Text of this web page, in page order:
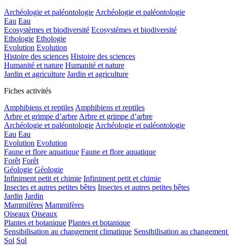
Archéologie et paléontologie Archéologie et paléontologie
Eau Eau
Ecosystèmes et biodiversité Ecosystèmes et biodiversité
Ethologie Ethologie
Evolution Evolution
Histoire des sciences Histoire des sciences
Humanité et nature Humanité et nature
Jardin et agriculture Jardin et agriculture
Fiches activités
Amphibiens et reptiles Amphibiens et reptiles
Arbre et grimpe d’arbre Arbre et grimpe d’arbre
Archéologie et paléontologie Archéologie et paléontologie
Eau Eau
Evolution Evolution
Faune et flore aquatique Faune et flore aquatique
Forêt Forêt
Géologie Géologie
Infiniment petit et chimie Infiniment petit et chimie
Insectes et autres petites bêtes Insectes et autres petites bêtes
Jardin Jardin
Mammifères Mammifères
Oiseaux Oiseaux
Plantes et botanique Plantes et botanique
Sensibilisation au changement climatique Sensibilisation au
Sol Sol